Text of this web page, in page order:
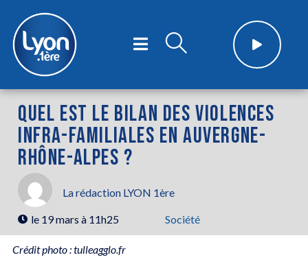
QUEL EST LE BILAN DES VIOLENCES
INFRA-FAMILIALES EN AUVERGNE-
RHÔNE-ALPES ?
La rédaction LYON 1ère
le 19 mars à 11h25 Société
Crédit photo : tulleagglo.fr